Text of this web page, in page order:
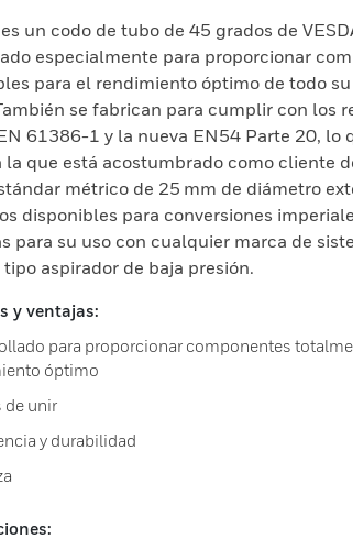
un codo de tubo de 45 grados de
especialmente para proporcionar
para el rendimiento óptimo de todo
se fabrican para cumplir con los
61386-1 y la nueva EN54 Parte 20, lo
la que está acostumbrado como cliente
métrico de 25 mm de diámetro
disponibles para conversiones
para su uso con cualquier marca de
aspirador de baja presión.
y ventajas:
para proporcionar componentes
óptimo
de unir
y durabilidad